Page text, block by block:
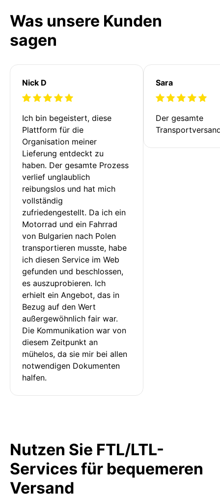
Was unsere Kunden
sagen
Nick D
Ich bin begeistert, diese
Plattform für die
Organisation meiner
Lieferung entdeckt zu
haben. Der gesamte Prozess
verlief unglaublich
reibungslos und hat mich
vollständig
zufriedengestellt. Da ich ein
Motorrad und ein Fahrrad
von Bulgarien nach Polen
transportieren musste, habe
ich diesen Service im Web
gefunden und beschlossen,
es auszuprobieren. Ich
erhielt ein Angebot, das in
Bezug auf den Wert
außergewöhnlich fair war.
Die Kommunikation war von
diesem Zeitpunkt an
mühelos, da sie mir bei allen
notwendigen Dokumenten
halfen.
Sara
Der gesamte
Nutzen Sie FTL/LTL-
Services für bequemeren
Versand